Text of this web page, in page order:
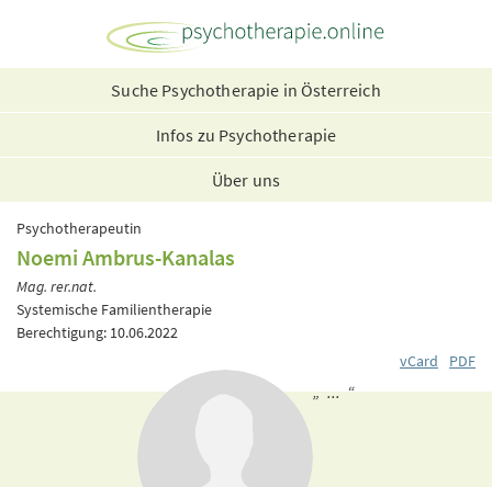
Suche Psychotherapie in Österreich
Infos zu Psychotherapie
Über uns
Psychotherapeutin
Noemi Ambrus-Kanalas
Mag. rer.nat.
Systemische Familientherapie
Berechtigung: 10.06.2022
vCard
PDF
„ ... “